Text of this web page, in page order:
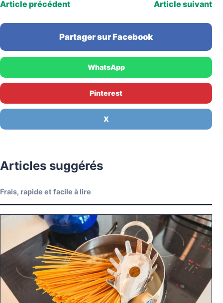
Article précédent Article suivant
Partager sur Facebook
WhatsApp
Pinterest
X
Articles suggérés
Frais, rapide et facile à lire